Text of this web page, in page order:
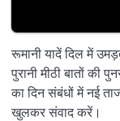
रूमानी यादें दिल में
पुरानी मीठी बातों की
का दिन संबंधों में नई
खुलकर संवाद करें।